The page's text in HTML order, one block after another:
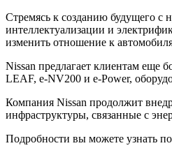
Стремясь к созданию будущего с
интеллектуализации и
изменить отношение к
Nissan предлагает клиентам еще
LEAF, e-NV200 и e-Power,
Компания Nissan продолжит
инфраструктуры, связанные с
Подробности вы можете узнать